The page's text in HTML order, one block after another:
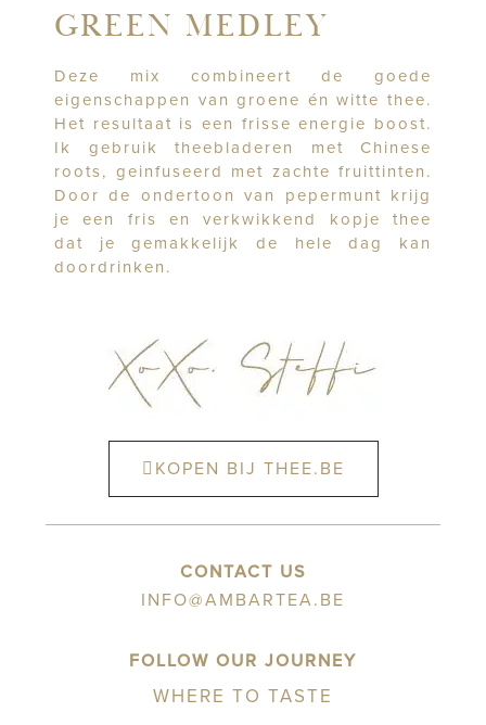
GREEN MEDLEY
Deze mix combineert de goede
eigenschappen van groene én witte thee.
Het resultaat is een frisse energie boost.
Ik gebruik theebladeren met Chinese
roots, geinfuseerd met zachte fruittinten.
Door de ondertoon van pepermunt krijg
je een fris en verkwikkend kopje thee
dat je gemakkelijk de hele dag kan
doordrinken.
KOPEN BIJ THEE.BE
CONTACT US
INFO@AMBARTEA.BE
FOLLOW OUR JOURNEY
WHERE TO TASTE